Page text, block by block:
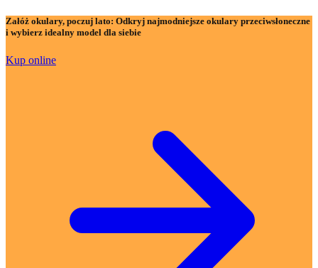
Załóż okulary, poczuj lato: Odkryj najmodniejsze okulary przeciwsłoneczne
i wybierz idealny model dla siebie
Kup online